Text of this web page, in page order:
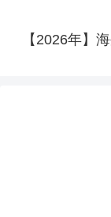
【2026年】